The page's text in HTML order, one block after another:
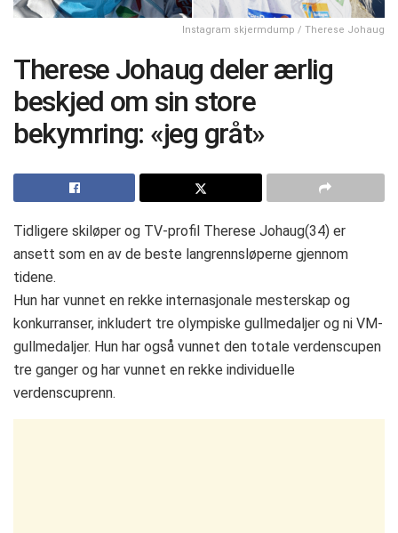
Instagram skjermdump / Therese Johaug
Therese Johaug deler ærlig
beskjed om sin store
bekymring: «jeg gråt»
Tidligere skiløper og TV-profil Therese Johaug(34) er
ansett som en av de beste langrennsløperne gjennom
tidene.
Hun har vunnet en rekke internasjonale mesterskap og
konkurranser, inkludert tre olympiske gullmedaljer og ni VM-
gullmedaljer. Hun har også vunnet den totale verdenscupen
tre ganger og har vunnet en rekke individuelle
verdenscuprenn.